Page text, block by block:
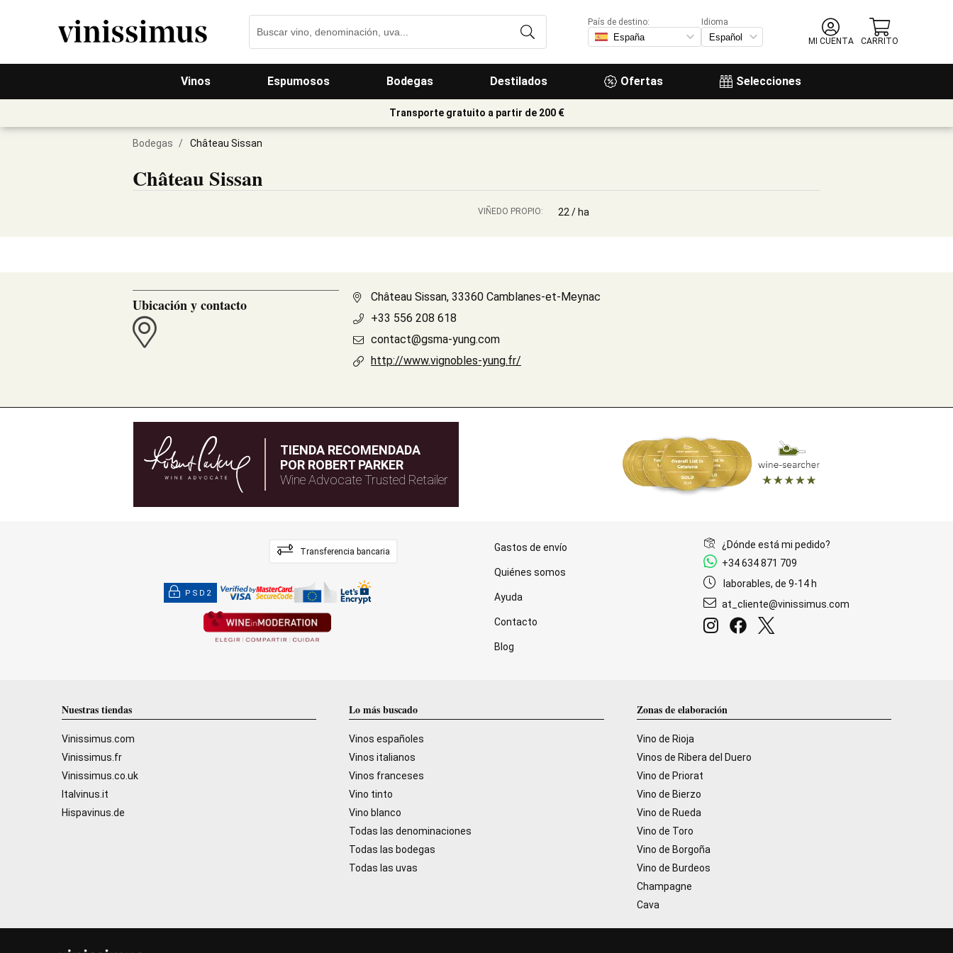
Vinos Espumosos Bodegas Destilados Ofertas Selecciones
País de destino:
Idioma
MI CUENTA
CARRITO
Transporte gratuito a partir de 200 €
Bodegas / Château Sissan
Château Sissan
VIÑEDO PROPIO: 22 / ha
Ubicación y contacto
Château Sissan, 33360 Camblanes-et-Meynac
+33 556 208 618
contact@gsma-yung.com
http://www.vignobles-yung.fr/
TIENDA RECOMENDADA
POR ROBERT PARKER
Wine Advocate Trusted Retailer
Transferencia bancaria
PSD2
Gastos de envío
Quiénes somos
Ayuda
Contacto
Blog
¿Dónde está mi pedido?
+34 634 871 709
laborables, de 9-14 h
at_cliente@vinissimus.com
Nuestras tiendas
Vinissimus.com
Vinissimus.fr
Vinissimus.co.uk
Italvinus.it
Hispavinus.de
Lo más buscado
Vinos españoles
Vinos italianos
Vinos franceses
Vino tinto
Vino blanco
Todas las denominaciones
Todas las bodegas
Todas las uvas
Zonas de elaboración
Vino de Rioja
Vinos de Ribera del Duero
Vino de Priorat
Vino de Bierzo
Vino de Rueda
Vino de Toro
Vino de Borgoña
Vino de Burdeos
Champagne
Cava